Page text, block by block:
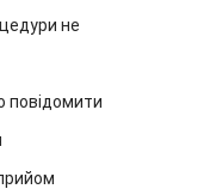
не
повідомити